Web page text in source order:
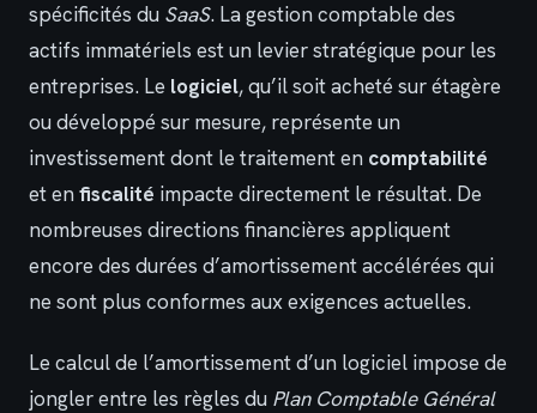
spécificités du SaaS. La gestion comptable des
actifs immatériels est un levier stratégique pour les
entreprises. Le logiciel, qu’il soit acheté sur étagère
ou développé sur mesure, représente un
investissement dont le traitement en comptabilité
et enfiscalité impacte directement le résultat. De
nombreuses directions financières appliquent
encore des durées d’amortissement accélérées qui
ne sont plus conformes aux exigences actuelles.
Le calcul de l’amortissement d’un logiciel impose de
jongler entre les règles du Plan Comptable Général